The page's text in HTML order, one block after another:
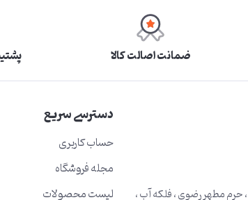
ضمانت اصالت کالا
مطهر رضوی ، فلکه آب ،
دسترسی سریع
حساب کاربری
مجله فروشگاه
لیست محصولات